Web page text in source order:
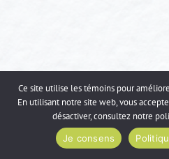
Ce site utilise les témoins pour
En utilisant notre site web, vous
désactiver, consultez notre
Je consens